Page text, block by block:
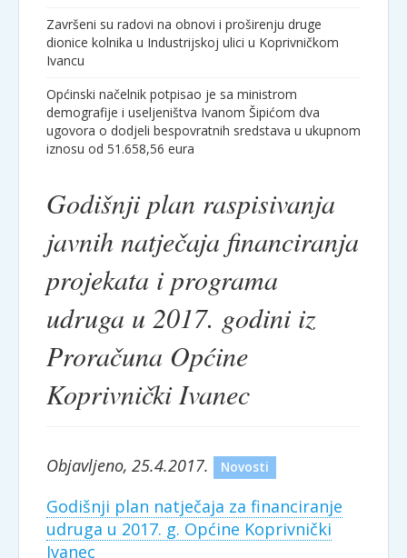
Završeni su radovi na obnovi i proširenju druge
dionice kolnika u Industrijskoj ulici u Koprivničkom
Ivancu
Općinski načelnik potpisao je sa ministrom
demografije i useljeništva Ivanom Šipićom dva
ugovora o dodjeli bespovratnih sredstava u ukupnom
iznosu od 51.658,56 eura
Godišnji plan raspisivanja
javnih natječaja financiranja
projekata i programa
udruga u 2017. godini iz
Proračuna Općine
Koprivnički Ivanec
Objavljeno, 25.4.2017. Novosti
Godišnji plan natječaja za financiranje
udruga u 2017. g. Općine Koprivnički
Ivanec